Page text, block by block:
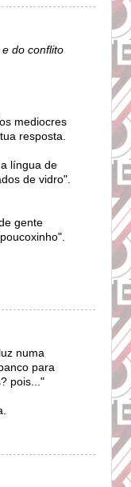
do conflito
mediocres
resposta.
língua de
de vidro".
gente
numa
para
pois..."